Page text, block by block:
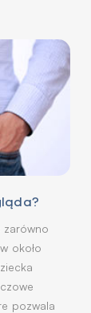
około
pozwala